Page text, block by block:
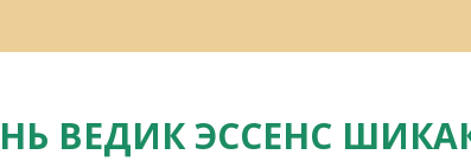
ВЕДИК ЭССЕНС